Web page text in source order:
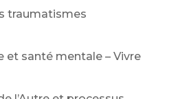
traumatismes
et santé mentale – Vivre